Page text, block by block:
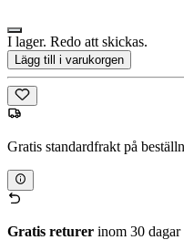
I lager. Redo att skickas.
Lägg till i varukorgen
Gratis standardfrakt på
Gratis returer inom 30